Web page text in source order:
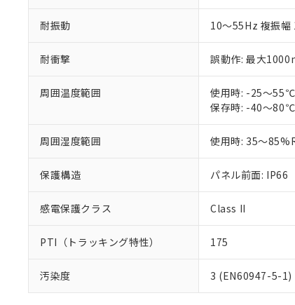
耐振動 10～55Hz 複振
耐衝撃 誤動作: 最大
周囲温度範囲
使用時: -25～55℃
保存時: -40～80℃
周囲湿度範囲 使用時: 35～
保護構造 パネル前面: IP66
感電保護クラス Class II
PTI（トラッキング特性） 175
汚染度 3 (EN60947-5-1)